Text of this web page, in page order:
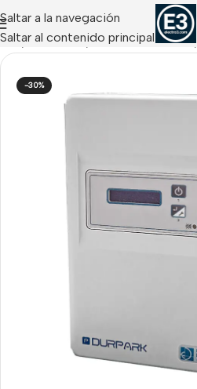
Saltar a la navegación
Saltar al contenido principal
/INCENDIO/Detección de Gas/
-30%